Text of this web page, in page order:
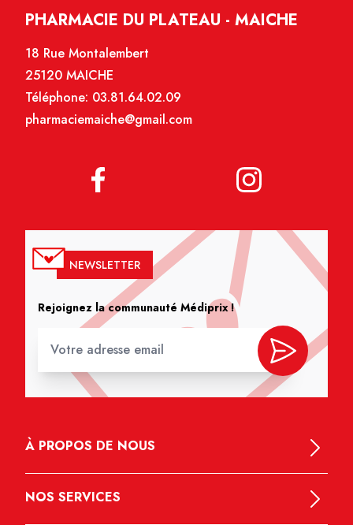
PHARMACIE DU PLATEAU - MAICHE
18 Rue Montalembert
25120 MAICHE
Téléphone: 03.81.64.02.09
pharmaciemaiche@gmail.com
NEWSLETTER
Rejoignez la communauté Médiprix !
À PROPOS DE NOUS
NOS SERVICES